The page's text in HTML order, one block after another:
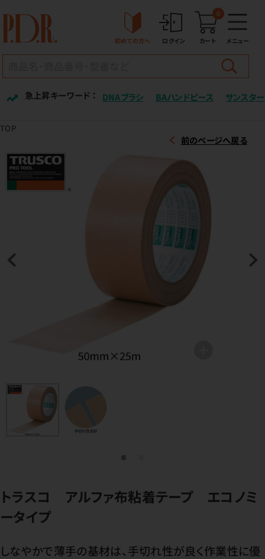
初めての方へ ログイン カート
0
メニュー
急上昇キーワード ： DNAブラシ BAハンドピース サンスター
TOP
前のページへ戻る
トラスコ アルファ布粘着テープ エコノミ
ータイプ
しなやかで薄手の基材は、手切れ性が良く作業性に優